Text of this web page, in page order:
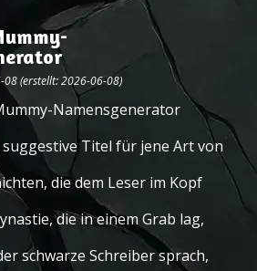
(erstellt: 2026-06-08)
Namensgenerator
Titel für jene Art von
die dem Leser im Kopf
die in einem Grab lag,
schwarze Schreiber sprach,